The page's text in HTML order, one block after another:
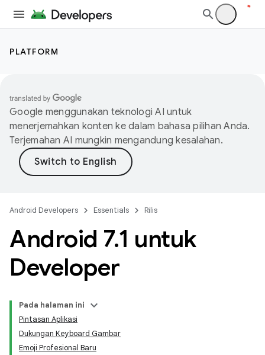
PLATFORM
Google menggunakan teknologi AI untuk
menerjemahkan konten ke dalam bahasa pilihan Anda.
Terjemahan AI mungkin mengandung kesalahan.
Android Developers Essentials Rilis
Android 7.1 untuk
Developer
Pada halaman ini
Pintasan Aplikasi
Dukungan Keyboard Gambar
Emoji Profesional Baru